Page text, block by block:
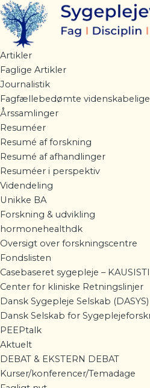
Gå
til
indholdet
Artikler
Faglige Artikler
Journalistik
Fagfællebedømte videnskabelige
Årssamlinger
Resuméer
Resumé af forskning
Resumé af afhandlinger
Resuméer i perspektiv
Videndeling
Unikke BA
Forskning & udvikling
hormonehealthdk
Oversigt over forskningscentre
Fondslisten
Casebaseret sygepleje –
Center for kliniske Retningslinjer
Dansk Sygepleje Selskab (DASYS)
Dansk Selskab for
PEEPtalk
Aktuelt
DEBAT & EKSTERN DEBAT
Kurser/konferencer/Temadage